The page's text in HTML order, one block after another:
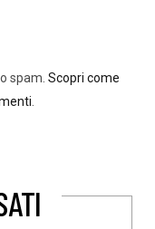
spam. Scopri come